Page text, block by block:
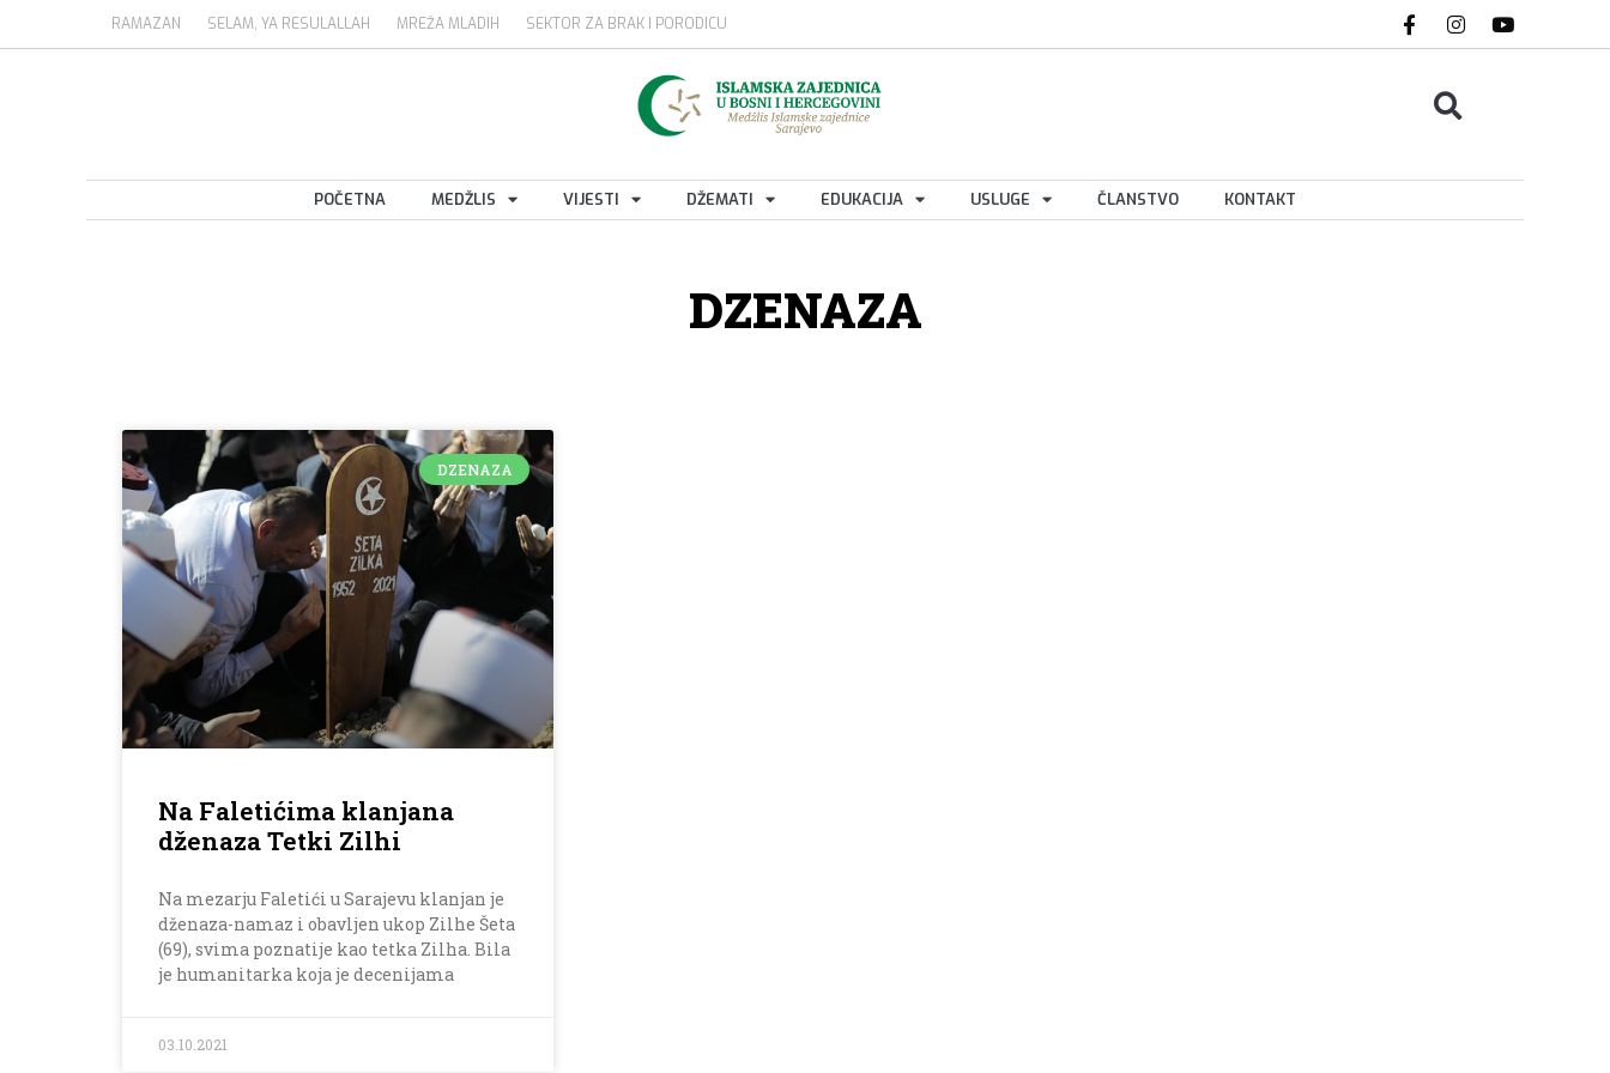
RAMAZAN SELAM, YA RESULALLAH MREŽA MLADIH SEKTOR ZA BRAK I PORODICU
POČETNA MEDŽLIS VIJESTI DŽEMATI EDUKACIJA USLUGE ČLANSTVO KONTAKT
DZENAZA
DZENAZA
Na Faletićima klanjana
dženaza Tetki Zilhi
Na mezarju Faletići u Sarajevu klanjan je
dženaza-namaz i obavljen ukop Zilhe Šeta
(69), svima poznatije kao tetka Zilha. Bila
je humanitarka koja je decenijama
03.10.2021